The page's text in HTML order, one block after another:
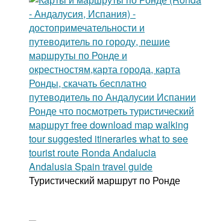
Туристический маршрут по Ронде